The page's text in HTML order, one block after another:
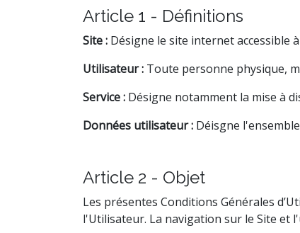
Article 1 - Définitions
Site : Désigne le site internet accessible
Utilisateur : Toute personne physique,
Service : Désigne notamment la mise à
Données utilisateur : Déisgne
Article 2 - Objet
Les présentes Conditions Générales
l'Utilisateur. La navigation sur le Site et